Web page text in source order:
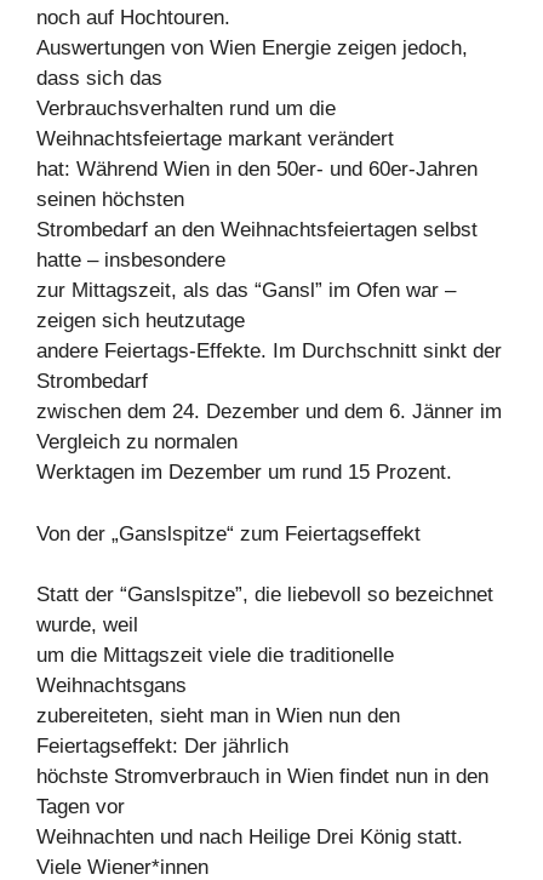
noch auf Hochtouren.
Auswertungen von Wien Energie zeigen jedoch,
dass sich das
Verbrauchsverhalten rund um die
Weihnachtsfeiertage markant verändert
hat: Während Wien in den 50er- und 60er-Jahren
seinen höchsten
Strombedarf an den Weihnachtsfeiertagen selbst
hatte – insbesondere
zur Mittagszeit, als das “Gansl” im Ofen war –
zeigen sich heutzutage
andere Feiertags-Effekte. Im Durchschnitt sinkt der
Strombedarf
zwischen dem 24. Dezember und dem 6. Jänner im
Vergleich zu normalen
Werktagen im Dezember um rund 15 Prozent.
Von der „Ganslspitze“ zum Feiertagseffekt
Statt der “Ganslspitze”, die liebevoll so bezeichnet
wurde, weil
um die Mittagszeit viele die traditionelle
Weihnachtsgans
zubereiteten, sieht man in Wien nun den
Feiertagseffekt: Der jährlich
höchste Stromverbrauch in Wien findet nun in den
Tagen vor
Weihnachten und nach Heilige Drei König statt.
Viele Wiener*innen